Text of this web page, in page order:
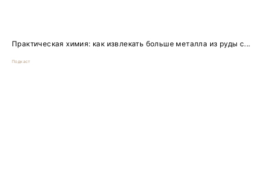
Практическая химия: как извлекать больше металла из руды с...
Подкаст